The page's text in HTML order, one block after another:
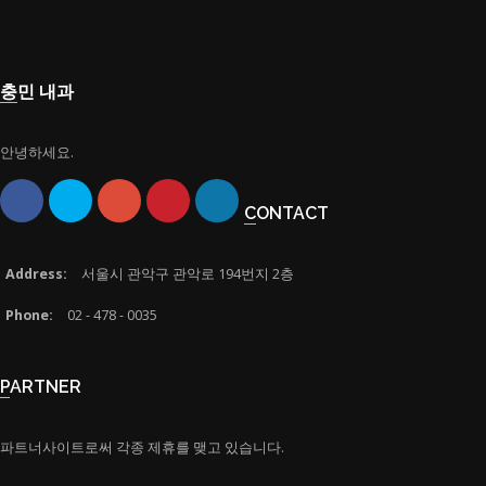
충민 내과
안녕하세요.
CONTACT
Address: 서울시 관악구 관악로 194번지 2층
Phone: 02 - 478 - 0035
PARTNER
파트너사이트로써 각종 제휴를 맺고 있습니다.